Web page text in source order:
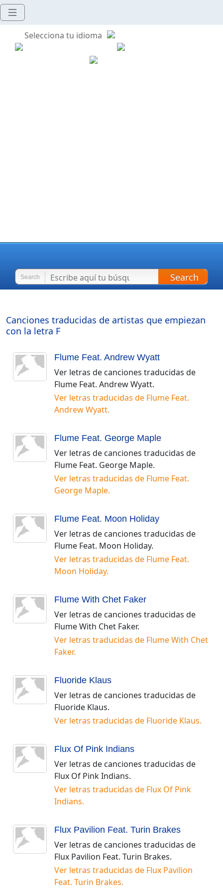
Selecciona tu idioma
Search Search
Canciones traducidas de artistas que empiezan
con la letra F
Flume Feat. Andrew Wyatt
Ver letras de canciones traducidas de
Flume Feat. Andrew Wyatt.
Ver letras traducidas de Flume Feat.
Andrew Wyatt.
Flume Feat. George Maple
Ver letras de canciones traducidas de
Flume Feat. George Maple.
Ver letras traducidas de Flume Feat.
George Maple.
Flume Feat. Moon Holiday
Ver letras de canciones traducidas de
Flume Feat. Moon Holiday.
Ver letras traducidas de Flume Feat.
Moon Holiday.
Flume With Chet Faker
Ver letras de canciones traducidas de
Flume With Chet Faker.
Ver letras traducidas de Flume With Chet
Faker.
Fluoride Klaus
Ver letras de canciones traducidas de
Fluoride Klaus.
Ver letras traducidas de Fluoride Klaus.
Flux Of Pink Indians
Ver letras de canciones traducidas de
Flux Of Pink Indians.
Ver letras traducidas de Flux Of Pink
Indians.
Flux Pavilion Feat. Turin Brakes
Ver letras de canciones traducidas de
Flux Pavilion Feat. Turin Brakes.
Ver letras traducidas de Flux Pavilion
Feat. Turin Brakes.